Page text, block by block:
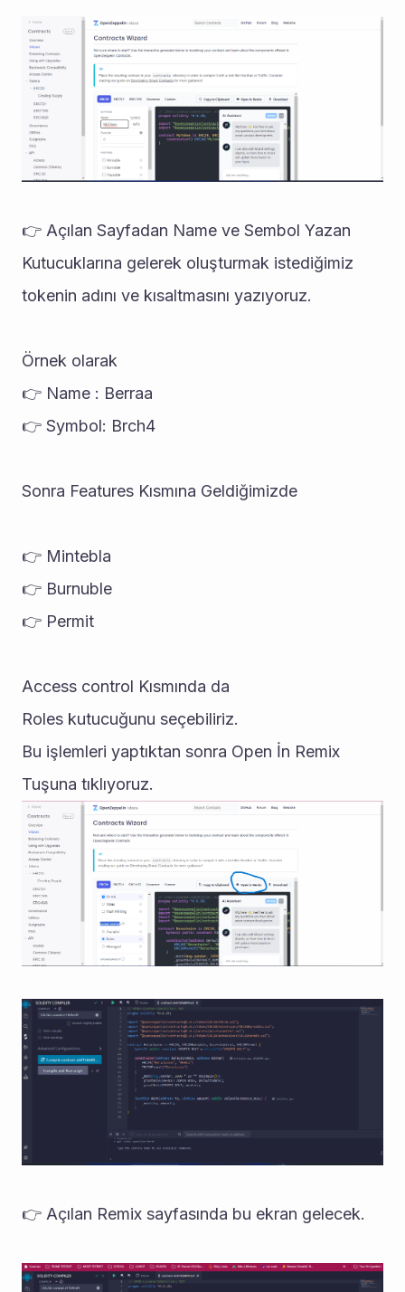
👉 Açılan Sayfadan Name ve Sembol Yazan
Kutucuklarına gelerek oluşturmak istediğimiz
tokenin adını ve kısaltmasını yazıyoruz.
Örnek olarak
👉 Name : Berraa
👉 Symbol: Brch4
Sonra Features Kısmına Geldiğimizde
👉 Mintebla
👉 Burnuble
👉 Permit
Access control Kısmında da
Roles kutucuğunu seçebiliriz.
Bu işlemleri yaptıktan sonra Open İn Remix
Tuşuna tıklıyoruz.
👉 Açılan Remix sayfasında bu ekran gelecek.